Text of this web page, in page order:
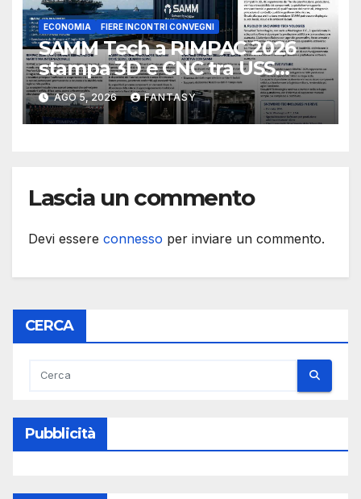
ECONOMIA FIERE INCONTRI CONVEGNI
SAMM Tech a RIMPAC 2026
stampa 3D e CNC tra USS
Essex e Schofield Barracks
AGO 5, 2026 FANTASY
Lascia un commento
Devi essere connesso per inviare un commento.
CERCA
Pubblicità